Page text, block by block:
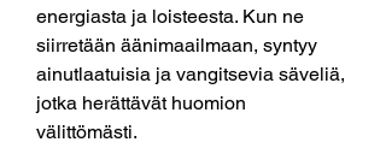
energiasta ja loisteesta. Kun ne
siirretään äänimaailmaan, syntyy
ainutlaatuisia ja vangitsevia säveliä,
jotka herättävät huomion
välittömästi.